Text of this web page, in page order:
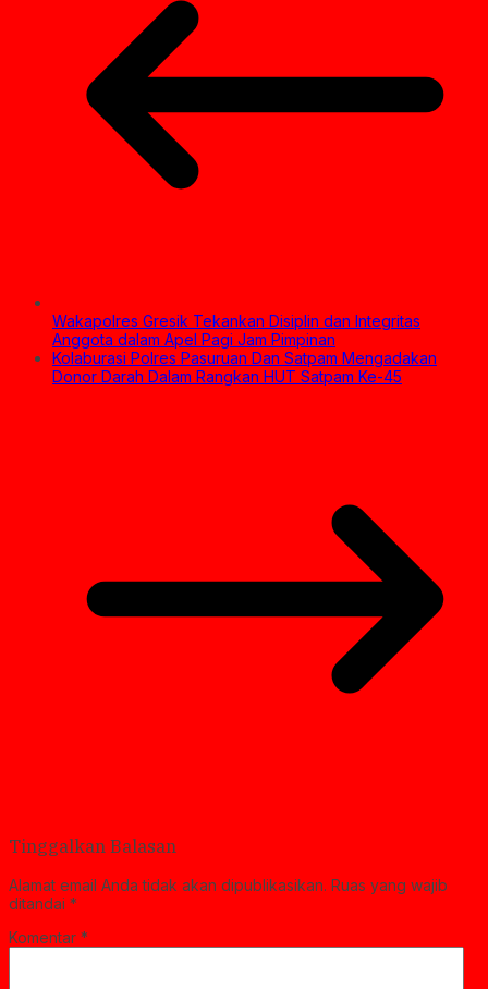
Wakapolres Gresik Tekankan Disiplin dan Integritas
Anggota dalam Apel Pagi Jam Pimpinan
Kolaburasi Polres Pasuruan Dan Satpam Mengadakan
Donor Darah Dalam Rangkan HUT Satpam Ke-45
Tinggalkan Balasan
Alamat email Anda tidak akan dipublikasikan. Ruas yang wajib
ditandai *
Komentar *